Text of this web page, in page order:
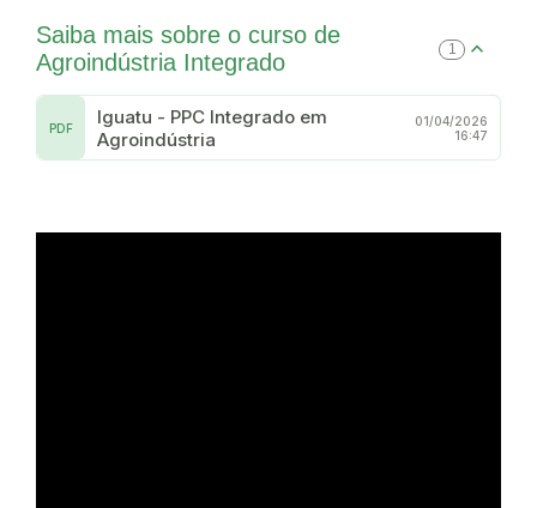
Saiba mais sobre o curso de
Agroindústria Integrado
1
Iguatu - PPC Integrado em
Agroindústria
PDF
01/04/2026
16:47